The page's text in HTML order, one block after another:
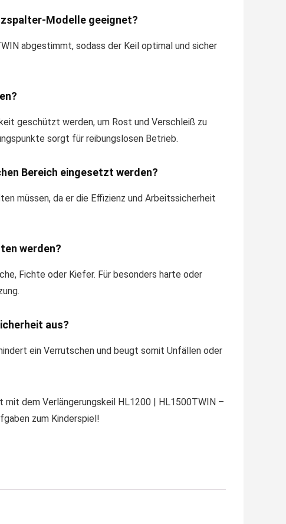
Modelle geeignet?
abgestimmt, sodass der Keil optimal und sicher
geschützt werden, um Rost und Verschleiß zu
sorgt für reibungslosen Betrieb.
Bereich eingesetzt werden?
müssen, da er die Effizienz und Arbeitssicherheit
werden?
Fichte oder Kiefer. Für besonders harte oder
aus?
ein Verrutschen und beugt somit Unfällen oder
mit dem Verlängerungskeil HL1200 | HL1500TWIN –
zum Kinderspiel!